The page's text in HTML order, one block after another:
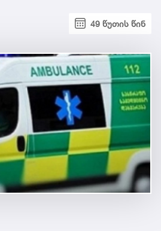
49 წუთის წინ